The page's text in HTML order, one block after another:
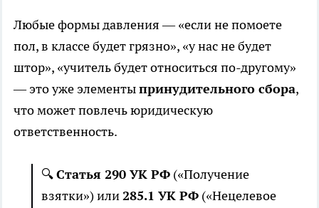
Любые формы давления — «если не помоете
пол, в классе будет грязно», «у нас не будет
штор», «учитель будет относиться по-другому»
— это уже элементыпринудительного сбора,
что может повлечь юридическую
ответственность.
🔍Статья 290 УК РФ («Получение
взятки») или285.1 УК РФ («Нецелевое